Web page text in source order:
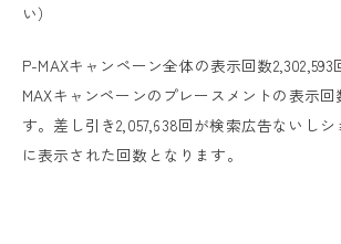
い）
P-MAXキャンペーン全体の表示回数
MAXキャンペーンのプレースメントの表示回
す。差し引き2,057,638回が検索広告ないし
に表示された回数となります。